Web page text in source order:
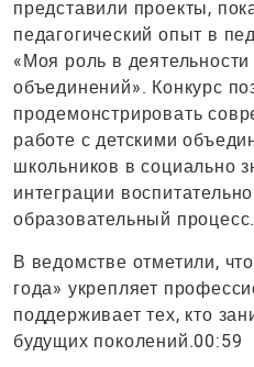
представили проекты,
педагогический опыт в
«Моя роль в
объединений». Конкурс
продемонстрировать
работе с детскими
школьников в социально
интеграции
образовательный процесс.
В ведомстве отметили,
года» укрепляет
поддерживает тех, кто
будущих поколений.00:59